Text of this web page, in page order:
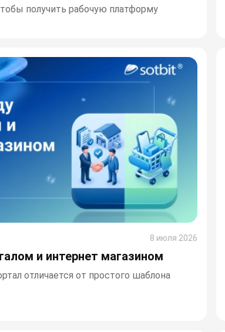
получить рабочую платформу
8 июля 2026
и интернет магазином
отличается от простого шаблона